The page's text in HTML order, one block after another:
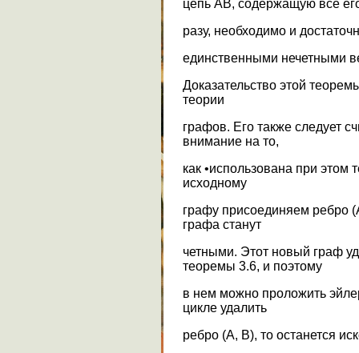
цепь АВ, содержащую все
разу, необходимо и
единственными нечетными
Доказательство этой
теории
графов. Его также следует
внимание на то,
как •использована при этом
исходному
графу присоединяем ребро
графа станут
четными. Этот новый граф
теоремы 3.6, и поэтому
в нем можно проложить
цикле удалить
ребро (А, В), то останется